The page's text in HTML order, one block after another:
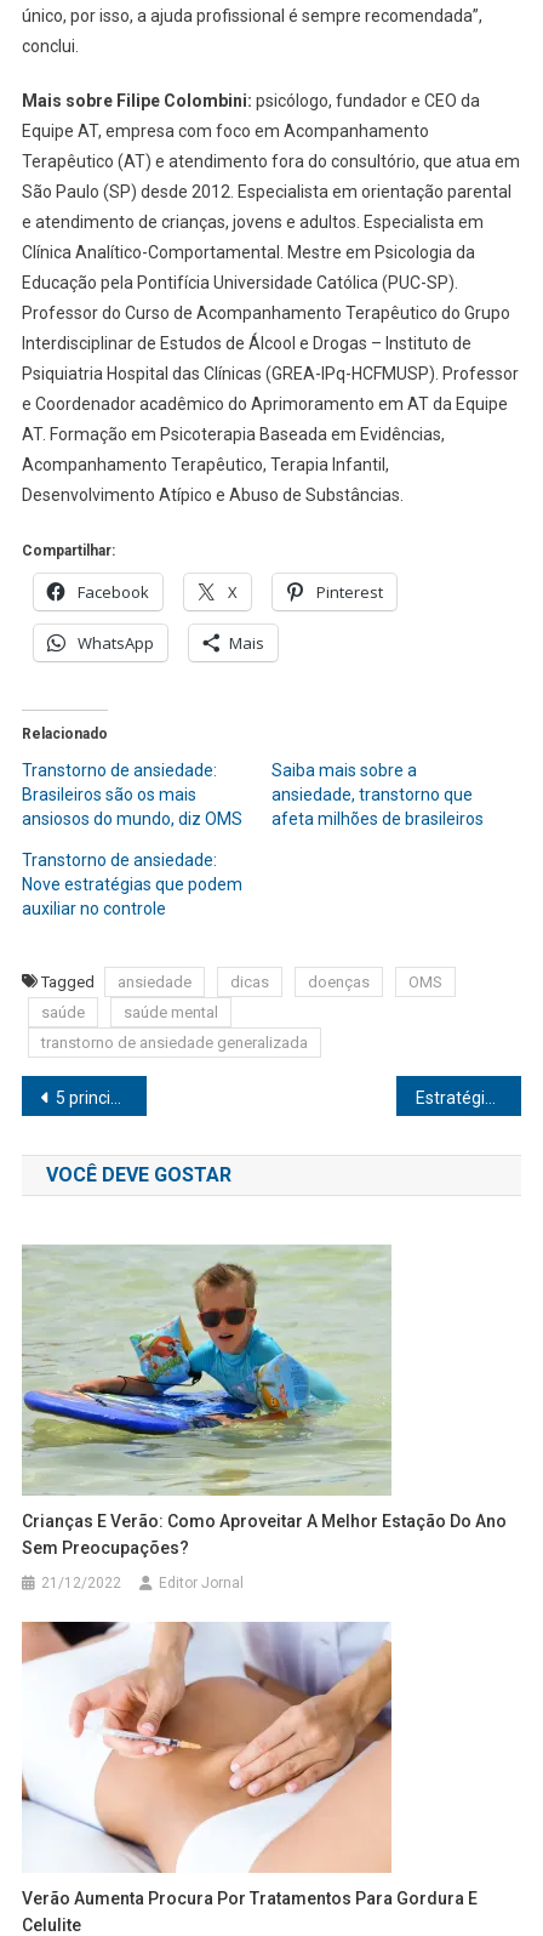
único, por isso, a ajuda profissional é sempre recomendada”,
conclui.
Mais sobre Filipe Colombini: psicólogo, fundador e CEO da
Equipe AT, empresa com foco em Acompanhamento
Terapêutico (AT) e atendimento fora do consultório, que atua em
São Paulo (SP) desde 2012. Especialista em orientação parental
e atendimento de crianças, jovens e adultos. Especialista em
Clínica Analítico-Comportamental. Mestre em Psicologia da
Educação pela Pontifícia Universidade Católica (PUC-SP).
Professor do Curso de Acompanhamento Terapêutico do Grupo
Interdisciplinar de Estudos de Álcool e Drogas – Instituto de
Psiquiatria Hospital das Clínicas (GREA-IPq-HCFMUSP). Professor
e Coordenador acadêmico do Aprimoramento em AT da Equipe
AT. Formação em Psicoterapia Baseada em Evidências,
Acompanhamento Terapêutico, Terapia Infantil,
Desenvolvimento Atípico e Abuso de Substâncias.
Compartilhar:
Facebook X Pinterest
WhatsApp Mais
Relacionado
Transtorno de ansiedade:
Brasileiros são os mais
ansiosos do mundo, diz OMS
Saiba mais sobre a
ansiedade, transtorno que
afeta milhões de brasileiros
Transtorno de ansiedade:
Nove estratégias que podem
auxiliar no controle
Tagged ansiedade dicas doenças
OMS
saúde
saúde mental
transtorno de ansiedade generalizada
Navegação
de
Post
5 principais mitos sobre a depilação feminina
VOCÊ DEVE GOSTAR
Crianças E Verão: Como Aproveitar A Melhor Estação Do Ano
Sem Preocupações?
21/12/2022 Editor Jornal
Verão Aumenta Procura Por Tratamentos Para Gordura E
Celulite